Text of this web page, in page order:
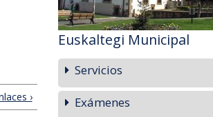
›
Euskaltegi Municipal
Servicios
Exámenes